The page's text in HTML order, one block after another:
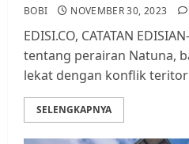
BOBI NOVEMBER 30, 2023
EDISI.CO, CATATAN
tentang perairan Natuna,
lekat dengan konflik
SELENGKAPNYA